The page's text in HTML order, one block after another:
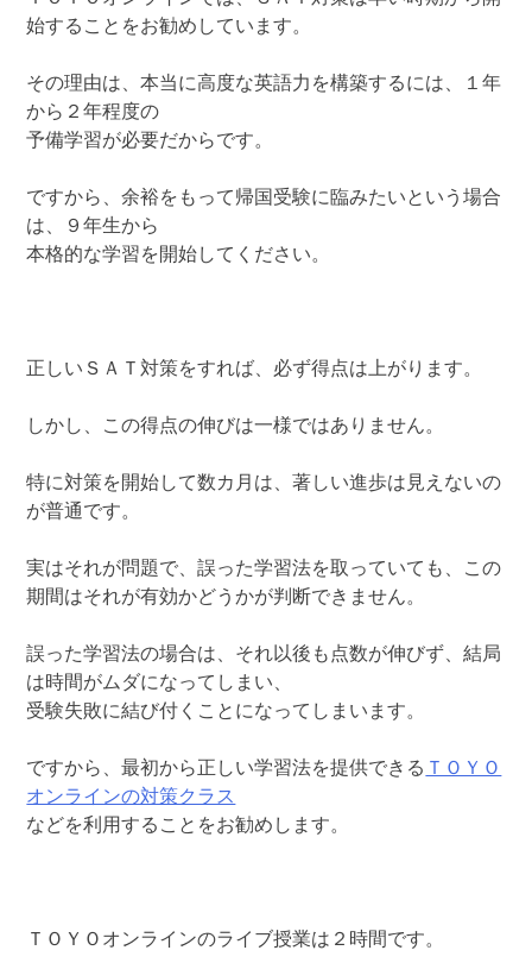
始することをお勧めしています。
その理由は、本当に高度な英語力を構築するには、１年
から２年程度の
予備学習が必要だからです。
ですから、余裕をもって帰国受験に臨みたいという場合
は、９年生から
本格的な学習を開始してください。
正しいＳＡＴ対策をすれば、必ず得点は上がります。
しかし、この得点の伸びは一様ではありません。
特に対策を開始して数カ月は、著しい進歩は見えないの
が普通です。
実はそれが問題で、誤った学習法を取っていても、この
期間はそれが有効かどうかが判断できません。
誤った学習法の場合は、それ以後も点数が伸びず、結局
は時間がムダになってしまい、
受験失敗に結び付くことになってしまいます。
ですから、最初から正しい学習法を提供できる ＴＯＹＯ
オンラインの対策クラス
などを利用することをお勧めします。
ＴＯＹＯオンラインのライブ授業は２時間です。